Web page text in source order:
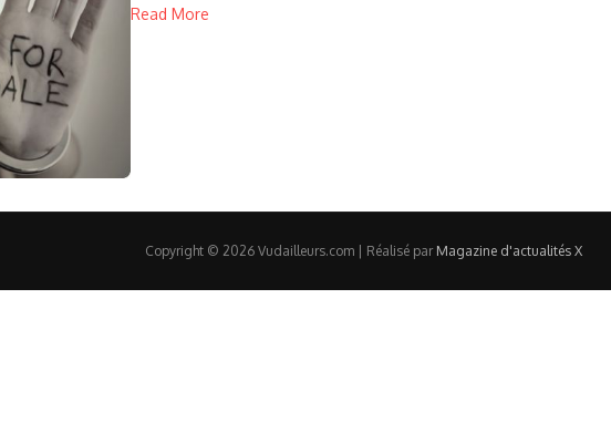
Read More
Copyright © 2026 Vudailleurs.com | Réalisé par Magazine d'actualités X